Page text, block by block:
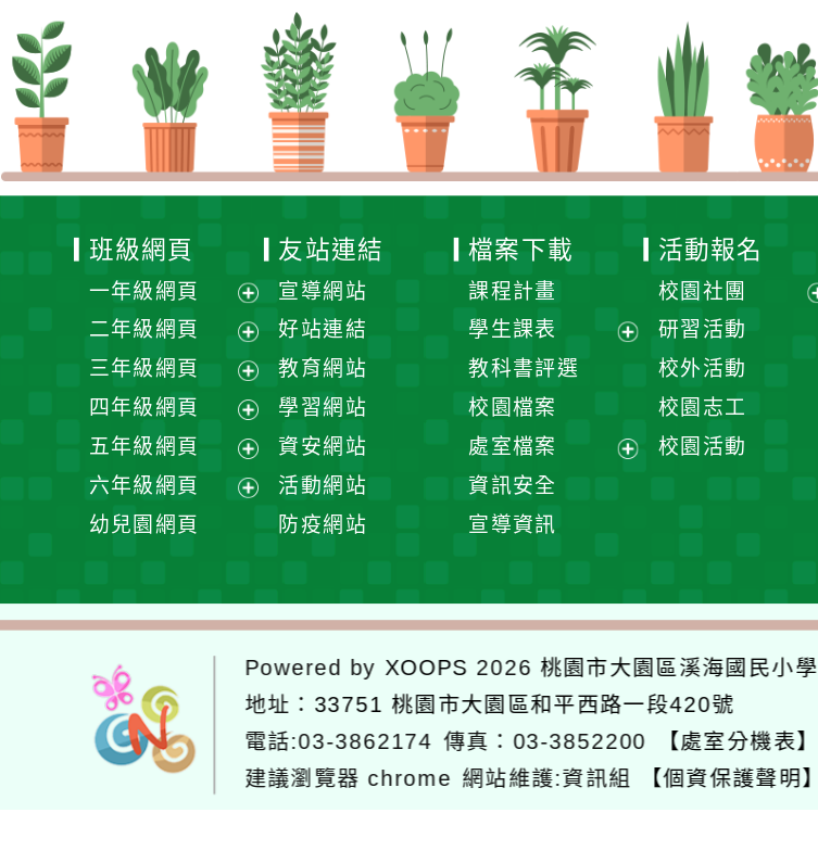
班級網頁
一年級網頁
展
開
選
單
二年級網頁
展
選
單
三年級網頁
展
選
單
四年級網頁
展
選
五年級網頁
展
開
六年級網頁
單
幼兒園網頁
友站連結
宣導網站
好站連結
教育網站
學習網站
資安網站
活動網站
防疫網站
檔案下載
課程計畫
學生課表
單
教科書評選
校園檔案
處室檔案
資訊安全
宣導資訊
活動報名
校園社團
研習活動
校外活動
校園志工
校園活動
Powered by XOOPS 2026桃園市大園區溪海國民小學
地址： 33751 桃園市大園區和平西路一段420號
電話:03-3862174 傳真：03-3852200
【處室分機表】
建議瀏覽器 chrome 網站維護:資訊組 【個資保護聲明】